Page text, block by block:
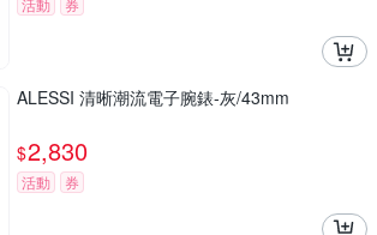
活動 券
ALESSI 清晰潮流電子腕錶-灰/43mm
$2,830
活動 券